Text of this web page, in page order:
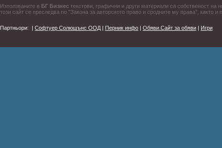
Използваните в БГ Бизнес текстови, графични и други материали са собственост
този сайт се преследва по "Закона за авторското право и сродните му права", както и
Партньори: | Софтуер Солюшънс ООД | Перник инфо | Обяви.Сайт за обяви | Игри